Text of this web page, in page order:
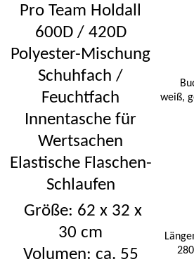
Pro Team Holdall
600D / 420D
Polyester-Mischung
Schuhfach /
Feuchtfach
Innentasche für
Wertsachen
Elastische Flaschen-
Schlaufen
weiß,
Größe: 62 x 32 x
30 cm
Volumen: ca. 55